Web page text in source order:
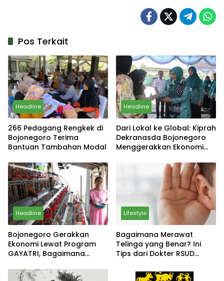
Pos Terkait
Headline
266 Pedagang Rengkek di
Bojonegoro Terima
Bantuan Tambahan Modal
Headline
Dari Lokal ke Global: Kiprah
Dekranasda Bojonegoro
Menggerakkan Ekonomi
Headline
Bojonegoro Gerakkan
Ekonomi Lewat Program
GAYATRI, Bagaimana
Lifestyle
Bagaimana Merawat
Telinga yang Benar? Ini
Tips dari Dokter RSUD
Bojonegoro